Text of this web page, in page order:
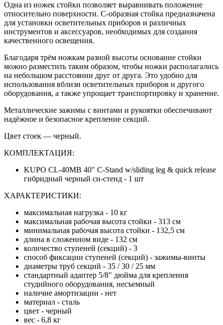
Одна из ножек стойки позволяет выравнивать положение
относительно поверхности. С-образная стойка предназначена
для установки осветительных приборов и различных
инструментов и аксессуаров, необходимых для создания
качественного освещения.
Благодаря трём ножкам разной высоты основание стойки
можно разместить таким образом, чтобы ножки располагались
на небольшом расстоянии друг от друга. Это удобно для
использования вблизи осветительных приборов и другого
оборудования, а также упрощает транспортировку и хранение.
Металлические зажимы с винтами и рукоятки обеспечивают
надёжное и безопасное крепление секций.
Цвет стоек — черный.
КОМПЛЕКТАЦИЯ:
KUPO CL-40MB 40" C-Stand w/sliding leg & quick release
гибридный черный си-стенд - 1 шт
ХАРАКТЕРИСТИКИ:
максимальная нагрузка - 10 кг
максимальная рабочая высота стойки - 313 см
минимальная рабочая высота стойки - 132,5 см
длина в сложенном виде - 132 см
количество ступеней (секций) - 3
способ фиксации ступеней (секций) - зажимы-винты
диаметры труб секций - 35 / 30 / 25 мм
стандартный адаптер 5/8" дюйма для крепления
студийного оборудования, несъемный
наличие амортизации - нет
материал - сталь
цвет - черный
вес - 6,8 кг